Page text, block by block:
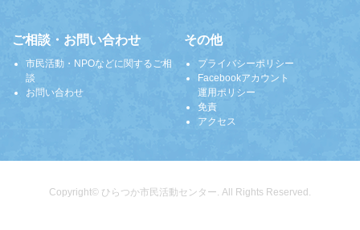
ご相談・お問い合わせ
市民活動・NPOなどに関するご相
談
お問い合わせ
その他
プライバシーポリシー
Facebookアカウント
運用ポリシー
免責
アクセス
Copyright© ひらつか市民活動センター. All Rights Reserved.